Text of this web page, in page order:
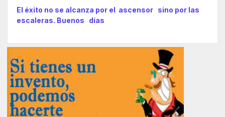
El éxito no se alcanza por el ascensor sino por las
escaleras. Buenos días